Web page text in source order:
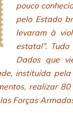
pouco
pelo Estado
levaram à
estatal”.
Dados que
instituída
realizar
Forças